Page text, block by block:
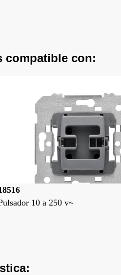
compatible con:
10 a 250 v~